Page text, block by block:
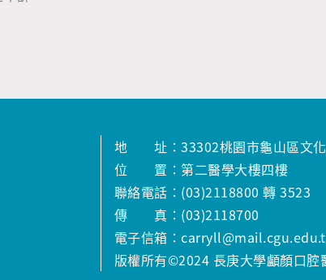
地 址：33302桃園市龜山區文化
位 置：第二醫學大樓四樓
聯絡電話：(03)2118800 轉 3523
傳 真：(03)2118700
電子信箱：
版權所有©2024 長庚大學顱顏口腔